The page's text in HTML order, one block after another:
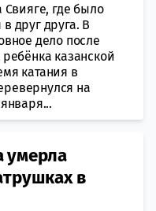
Свияге, где было
друг друга. В
дело после
казанской
катания в
на
умерла
в